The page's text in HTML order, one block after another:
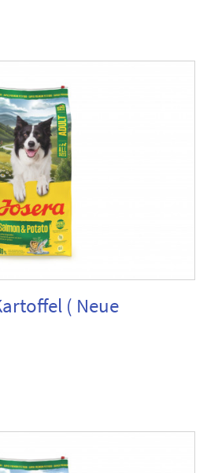
( Neue